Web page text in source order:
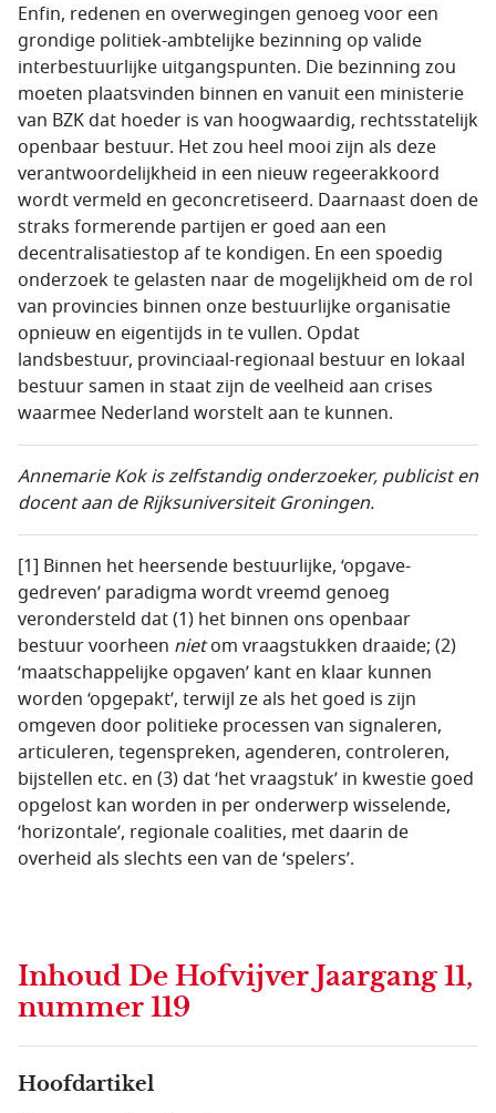
Enfin, redenen en overwegingen genoeg voor een
grondige politiek-ambtelijke bezinning op valide
interbestuurlijke uitgangspunten. Die bezinning zou
moeten plaatsvinden binnen en vanuit een ministerie
van BZK dat hoeder is van hoogwaardig, rechtsstatelijk
openbaar bestuur. Het zou heel mooi zijn als deze
verantwoordelijkheid in een nieuw regeerakkoord
wordt vermeld en geconcretiseerd. Daarnaast doen de
straks formerende partijen er goed aan een
decentralisatiestop af te kondigen. En een spoedig
onderzoek te gelasten naar de mogelijkheid om de rol
van provincies binnen onze bestuurlijke organisatie
opnieuw en eigentijds in te vullen. Opdat
landsbestuur, provinciaal-regionaal bestuur en lokaal
bestuur samen in staat zijn de veelheid aan crises
waarmee Nederland worstelt aan te kunnen.
Annemarie Kok is zelfstandig onderzoeker, publicist en
docent aan de Rijksuniversiteit Groningen.
[1] Binnen het heersende bestuurlijke, ‘opgave-
gedreven’ paradigma wordt vreemd genoeg
verondersteld dat (1) het binnen ons openbaar
bestuur voorheen nietom vraagstukken draaide; (2)
‘maatschappelijke opgaven’ kant en klaar kunnen
worden ‘opgepakt’, terwijl ze als het goed is zijn
omgeven door politieke processen van signaleren,
articuleren, tegenspreken, agenderen, controleren,
bijstellen etc. en (3) dat ‘het vraagstuk’ in kwestie goed
opgelost kan worden in per onderwerp wisselende,
‘horizontale’, regionale coalities, met daarin de
overheid als slechts een van de ‘spelers’.
Inhoud De Hofvijver Jaargang 11,
nummer 119
Hoofdartikel